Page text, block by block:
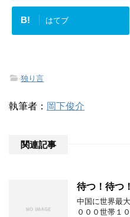
B! はてブ
-独り言
執筆者： 岡下俊介
関連記事
待つ！待つ
中国に世界最
０００世帯１